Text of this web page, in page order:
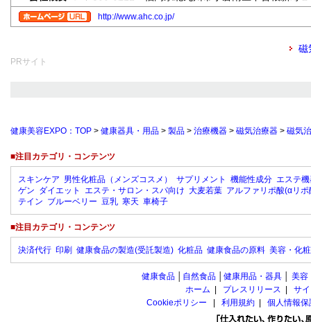
http://www.ahc.co.jp/
磁
PRサイト
健康美容EXPO：TOP > 健康器具・用品 > 製品 > 治療機器 > 磁気治療器 > 磁気
■注目カテゴリ・コンテンツ
スキンケア 男性化粧品（メンズコスメ） サプリメント 機能性成分 エステ
ゲン ダイエット エステ・サロン・スパ向け 大麦若葉 アルファリポ酸(αリポ
テイン ブルーベリー 豆乳 寒天 車椅子
■注目カテゴリ・コンテンツ
決済代行 印刷 健康食品の製造(受託製造) 化粧品 健康食品の原料 美容・化
健康食品 自然食品 健康用品・器具 美容
ホーム
プレスリリース
サ
Cookieポリシー
利用規約 個人情報